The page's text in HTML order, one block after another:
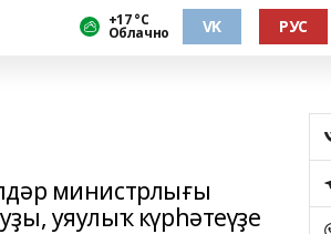
+17 °С
Облачно VK РУС
министрлығы
уяулыҡ күрһәтеүҙе